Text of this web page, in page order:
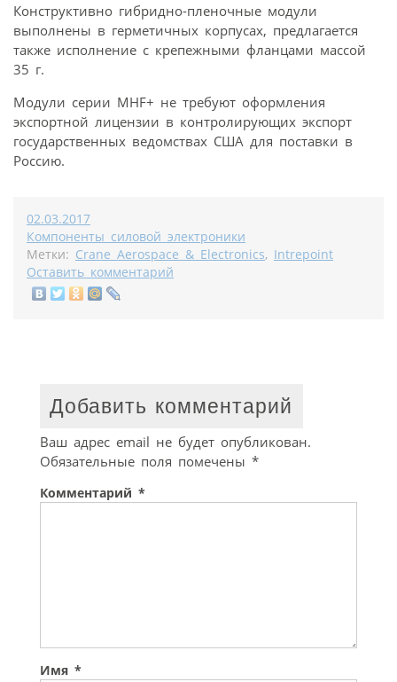
Конструктивно гибридно-пленочные модули
выполнены в герметичных корпусах, предлагается
также исполнение с крепежными фланцами массой
35 г.
Модули серии MHF+ не требуют оформления
экспортной лицензии в контролирующих экспорт
государственных ведомствах США для поставки в
Россию.
02.03.2017
Компоненты силовой электроники
Метки: Crane Aerospace & Electronics, Intrepoint
Оставить комментарий
Добавить комментарий
Ваш адрес email не будет опубликован.
Обязательные поля помечены *
Комментарий *
Имя *